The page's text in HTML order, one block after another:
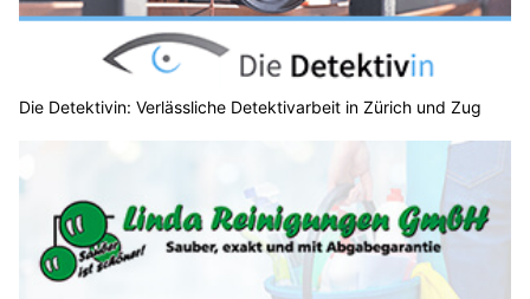
Die Detektivin: Verlässliche Detektivarbeit in Zürich und Zug